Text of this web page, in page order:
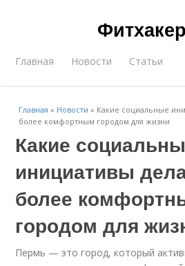
Главная Новости Статьи
Главная » Новости » Какие социальные
более комфортным городом для жизни
Какие
инициативы
более
городом для
Пермь — это город, который